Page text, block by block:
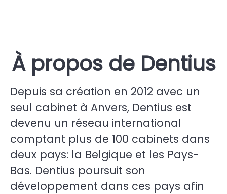
À propos de Dentius
Depuis sa création en 2012 avec un
seul cabinet à Anvers, Dentius est
devenu un réseau international
comptant plus de 100 cabinets dans
deux pays: la Belgique et les Pays-
Bas. Dentius poursuit son
développement dans ces pays afin